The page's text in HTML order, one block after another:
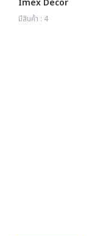
โมเสค CJ-128CD